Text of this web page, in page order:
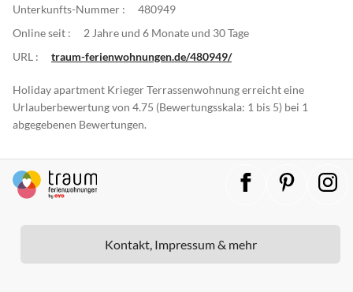
Unterkunfts-Nummer :
480949
Online seit :
2 Jahre und 6 Monate und 30 Tage
URL :
traum-ferienwohnungen.de/480949/
Holiday apartment Krieger Terrassenwohnung erreicht eine
Urlauberbewertung von 4.75 (Bewertungsskala: 1 bis 5) bei 1
abgegebenen Bewertungen.
Kontakt, Impressum & mehr